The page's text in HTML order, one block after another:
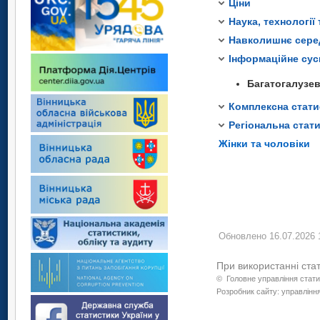
Ціни
Наука, технології
Методологічні
Навколишнє
Капітальні
Методологічні
Інформаційне
Обсяг
Кількість
Кількість
Методологічні
Комплексна
Регіональна
Основні
Жінки та чоловіки
Обновлено 16.07.2026
При використанні
© Головне управління
Розробник сайту: